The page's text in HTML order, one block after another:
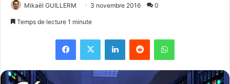
Mikaël GUILLERM 3 novembre 2016 0
Temps de lecture 1 minute